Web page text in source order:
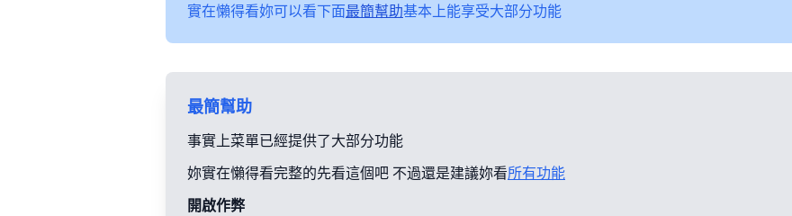
實在懶得看妳可以看下面最簡幫助基本上能享受大部分功能
最簡幫助
事實上菜單已經提供了大部分功能
妳實在懶得看完整的先看這個吧 不過還是建議妳看所有功能
開啟作弊